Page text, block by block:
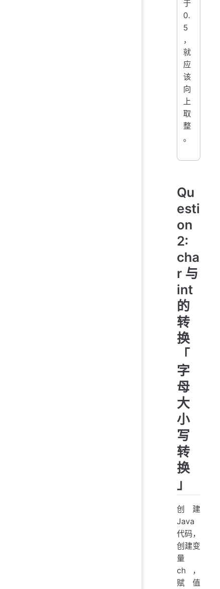
于
0.
5
，
就
应
该
向
上
取
整
。
Qu
esti
on
2:
cha
r 与
int
的
转
换
「
字
母
大
小
写
转
换
」
创建
Java
代码，
创建变
量
ch，
赋值